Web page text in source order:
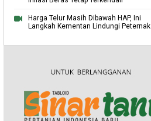
Harga Telur Masih Dibawah HAP, Ini
Langkah Kementan Lindungi Peternak